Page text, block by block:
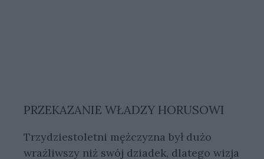
PRZEKAZANIE WŁADZY HORUSOWI
Trzydziestoletni mężczyzna był dużo
wrażliwszy niż swój dziadek, dlatego wizja